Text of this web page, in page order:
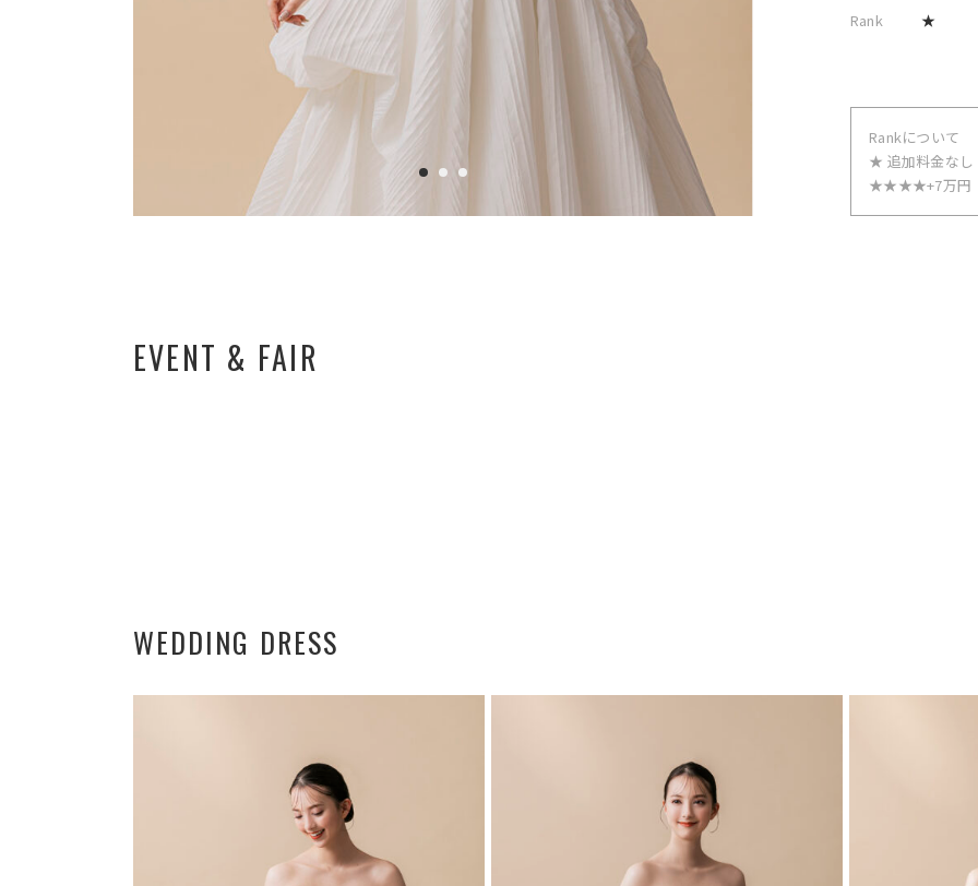
Rank
★
Rankについて
★ 追加料金
★★★★+7万円
EVENT & FAIR
WEDDING DRESS